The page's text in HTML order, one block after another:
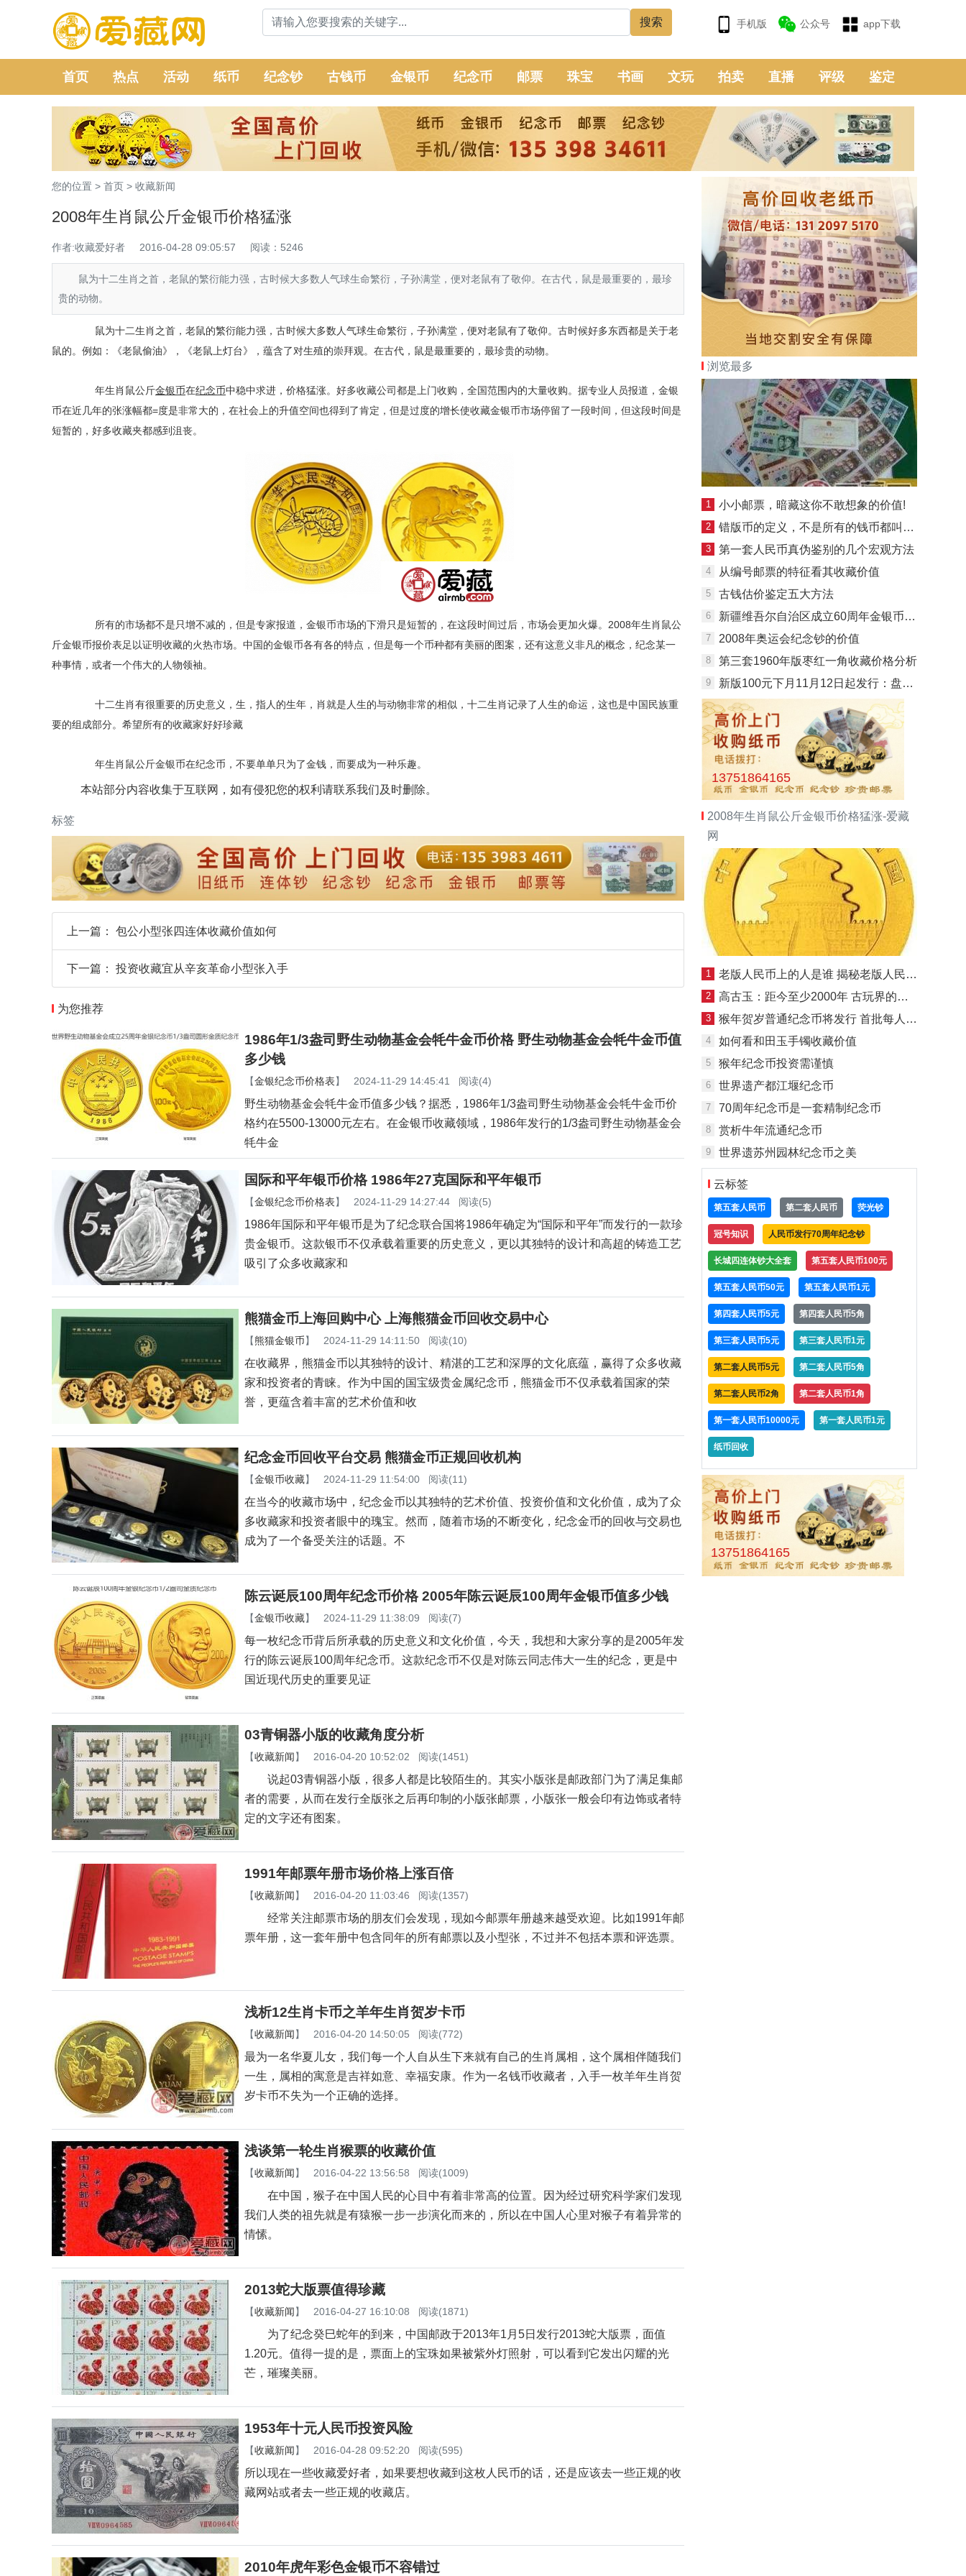
手机版 公众号 app下载
首页 热点 活动 纸币 纪念钞 古钱币 金银币 纪念币 邮票 珠宝 书画 文玩 拍卖 直播 评级 鉴定
您的位置 > 首页 > 收藏新闻
2008年生肖鼠公斤金银币价格猛涨
作者:收藏爱好者 2016-04-28 09:05:57 阅读：5246
鼠为十二生肖之首，老鼠的繁衍能力强，古时候大多数人气球生命繁衍，子孙满堂，便对老鼠有了敬仰。在古代，鼠是最重要的，最珍
贵的动物。
鼠为十二生肖之首，老鼠的繁衍能力强，古时候大多数人气球生命繁衍，子孙满堂，便对老鼠有了敬仰。古时候好多东西都是关于老
鼠的。例如：《老鼠偷油》，《老鼠上灯台》，蕴含了对生殖的崇拜观。在古代，鼠是最重要的，最珍贵的动物。
年生肖鼠公斤金银币在纪念币中稳中求进，价格猛涨。好多收藏公司都是上门收购，全国范围内的大量收购。据专业人员报道，金银
币在近几年的张涨幅都=度是非常大的，在社会上的升值空间也得到了肯定，但是过度的增长使收藏金银币市场停留了一段时间，但这段时间是
短暂的，好多收藏夹都感到沮丧。
所有的市场都不是只增不减的，但是专家报道，金银币市场的下滑只是短暂的，在这段时间过后，市场会更加火爆。2008年生肖鼠公
斤金银币报价表足以证明收藏的火热市场。中国的金银币各有各的特点，但是每一个币种都有美丽的图案，还有这意义非凡的概念，纪念某一
种事情，或者一个伟大的人物领袖。
十二生肖有很重要的历史意义，生，指人的生年，肖就是人生的与动物非常的相似，十二生肖记录了人生的命运，这也是中国民族重
要的组成部分。希望所有的收藏家好好珍藏
年生肖鼠公斤金银币在纪念币，不要单单只为了金钱，而要成为一种乐趣。
本站部分内容收集于互联网，如有侵犯您的权利请联系我们及时删除。
标签
上一篇： 包公小型张四连体收藏价值如何
下一篇： 投资收藏宜从辛亥革命小型张入手
为您推荐
1986年1/3盎司野生动物基金会牦牛金币价格 野生动物基金会牦牛金币值
多少钱
【金银纪念币价格表】 2024-11-29 14:45:41 阅读(4)
野生动物基金会牦牛金币值多少钱？据悉，1986年1/3盎司野生动物基金会牦牛金币价
格约在5500-13000元左右。在金银币收藏领域，1986年发行的1/3盎司野生动物基金会
牦牛金
国际和平年银币价格 1986年27克国际和平年银币
【金银纪念币价格表】 2024-11-29 14:27:44 阅读(5)
1986年国际和平年银币是为了纪念联合国将1986年确定为“国际和平年”而发行的一款珍
贵金银币。这款银币不仅承载着重要的历史意义，更以其独特的设计和高超的铸造工艺
吸引了众多收藏家和
熊猫金币上海回购中心 上海熊猫金币回收交易中心
【熊猫金银币】 2024-11-29 14:11:50 阅读(10)
在收藏界，熊猫金币以其独特的设计、精湛的工艺和深厚的文化底蕴，赢得了众多收藏
家和投资者的青睐。作为中国的国宝级贵金属纪念币，熊猫金币不仅承载着国家的荣
誉，更蕴含着丰富的艺术价值和收
纪念金币回收平台交易 熊猫金币正规回收机构
【金银币收藏】 2024-11-29 11:54:00 阅读(11)
在当今的收藏市场中，纪念金币以其独特的艺术价值、投资价值和文化价值，成为了众
多收藏家和投资者眼中的瑰宝。然而，随着市场的不断变化，纪念金币的回收与交易也
成为了一个备受关注的话题。不
陈云诞辰100周年纪念币价格 2005年陈云诞辰100周年金银币值多少钱
【金银币收藏】 2024-11-29 11:38:09 阅读(7)
每一枚纪念币背后所承载的历史意义和文化价值，今天，我想和大家分享的是2005年发
行的陈云诞辰100周年纪念币。这款纪念币不仅是对陈云同志伟大一生的纪念，更是中
国近现代历史的重要见证
03青铜器小版的收藏角度分析
【收藏新闻】 2016-04-20 10:52:02 阅读(1451)
说起03青铜器小版，很多人都是比较陌生的。其实小版张是邮政部门为了满足集邮
者的需要，从而在发行全版张之后再印制的小版张邮票，小版张一般会印有边饰或者特
定的文字还有图案。
1991年邮票年册市场价格上涨百倍
【收藏新闻】 2016-04-20 11:03:46 阅读(1357)
经常关注邮票市场的朋友们会发现，现如今邮票年册越来越受欢迎。比如1991年邮
票年册，这一套年册中包含同年的所有邮票以及小型张，不过并不包括本票和评选票。
浅析12生肖卡币之羊年生肖贺岁卡币
【收藏新闻】 2016-04-20 14:50:05 阅读(772)
最为一名华夏儿女，我们每一个人自从生下来就有自己的生肖属相，这个属相伴随我们
一生，属相的寓意是吉祥如意、幸福安康。作为一名钱币收藏者，入手一枚羊年生肖贺
岁卡币不失为一个正确的选择。
浅谈第一轮生肖猴票的收藏价值
【收藏新闻】 2016-04-22 13:56:58 阅读(1009)
在中国，猴子在中国人民的心目中有着非常高的位置。因为经过研究科学家们发现
我们人类的祖先就是有猿猴一步一步演化而来的，所以在中国人心里对猴子有着异常的
情愫。
2013蛇大版票值得珍藏
【收藏新闻】 2016-04-27 16:10:08 阅读(1871)
为了纪念癸巳蛇年的到来，中国邮政于2013年1月5日发行2013蛇大版票，面值
1.20元。值得一提的是，票面上的宝珠如果被紫外灯照射，可以看到它发出闪耀的光
芒，璀璨美丽。
1953年十元人民币投资风险
【收藏新闻】 2016-04-28 09:52:20 阅读(595)
所以现在一些收藏爱好者，如果要想收藏到这枚人民币的话，还是应该去一些正规的收
藏网站或者去一些正规的收藏店。
2010年虎年彩色金银币不容错过
浏览最多
1 小小邮票，暗藏这你不敢想象的价值!
2 错版币的定义，不是所有的钱币都叫错版币
3 第一套人民币真伪鉴别的几个宏观方法
4 从编号邮票的特征看其收藏价值
5 古钱估价鉴定五大方法
6 新疆维吾尔自治区成立60周年金银币投资价值解析
7 2008年奥运会纪念钞的价值
8 第三套1960年版枣红一角收藏价格分析
9 新版100元下月11月12日起发行：盘点钞票上的风景
13751864165
2008年生肖鼠公斤金银币价格猛涨-爱藏
网
1 老版人民币上的人是谁 揭秘老版人民币的人物原型
2 高古玉：距今至少2000年 古玩界的奢侈品
3 猴年贺岁普通纪念币将发行 首批每人限兑5枚
4 如何看和田玉手镯收藏价值
5 猴年纪念币投资需谨慎
6 世界遗产都江堰纪念币
7 70周年纪念币是一套精制纪念币
8 赏析牛年流通纪念币
9 世界遗苏州园林纪念币之美
云标签
第五套人民币 第二套人民币 荧光钞
冠号知识 人民币发行70周年纪念钞
长城四连体钞大全套 第五套人民币100元
第五套人民币50元 第五套人民币1元
第四套人民币5元 第四套人民币5角
第三套人民币5元 第三套人民币1元
第二套人民币5元 第二套人民币5角
第二套人民币2角 第二套人民币1角
第一套人民币10000元 第一套人民币1元
纸币回收
13751864165